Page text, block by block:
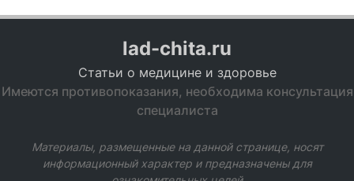
lad-chita.ru
Статьи о медицине и здоровье
Имеются противопоказания, необходима консультация
специалиста
Материалы, размещенные на данной странице, носят
информационный характер и предназначены для